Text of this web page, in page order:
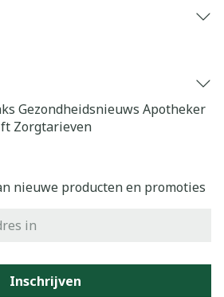
Gezondheidsnieuws Apotheker
Zorgtarieven
nieuwe producten en promoties
Inschrijven